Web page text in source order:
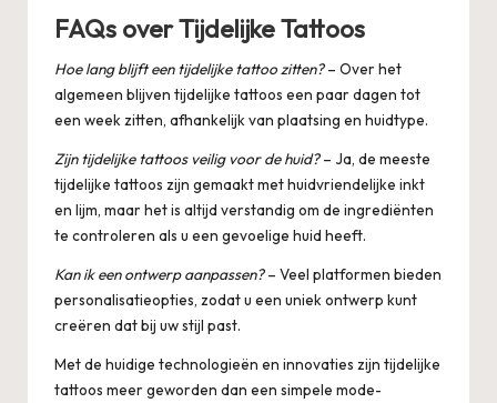
FAQs over Tijdelijke Tattoos
Hoe lang blijft een tijdelijke tattoo zitten?– Over het
algemeen blijven tijdelijke tattoos een paar dagen tot
een week zitten, afhankelijk van plaatsing en huidtype.
Zijn tijdelijke tattoos veilig voor de huid?– Ja, de meeste
tijdelijke tattoos zijn gemaakt met huidvriendelijke inkt
en lijm, maar het is altijd verstandig om de ingrediënten
te controleren als u een gevoelige huid heeft.
Kan ik een ontwerp aanpassen?– Veel platformen bieden
personalisatieopties, zodat u een uniek ontwerp kunt
creëren dat bij uw stijl past.
Met de huidige technologieën en innovaties zijn tijdelijke
tattoos meer geworden dan een simpele mode-